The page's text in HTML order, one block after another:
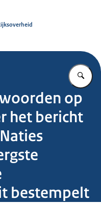
op
het bericht
bestempelt